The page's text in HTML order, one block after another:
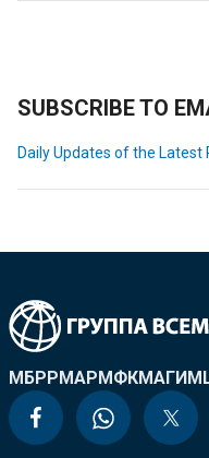
SUBSCRIBE TO
Daily Updates of the Latest
МБРРМАРМФКМАГИ